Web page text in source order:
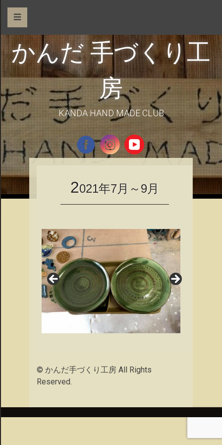
☰
かんだ 手づくり工
房
KANDA HAND MADE CLUB
2021年7月～9月
© かんだ手づくり工房 All Rights
Reserved.